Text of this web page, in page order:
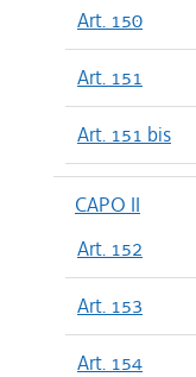
Art. 150
Art. 151
Art. 151 bis
CAPO II
Art. 152
Art. 153
Art. 154